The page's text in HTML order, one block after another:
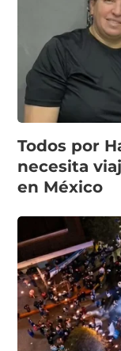
Todos por
necesita
en México